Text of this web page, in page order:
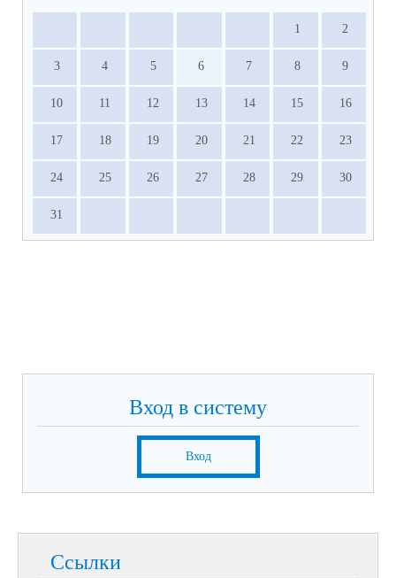
1 2
3 4 5 6 7 8 9
10 11 12 13 14 15 16
17 18 19 20 21 22 23
24 25 26 27 28 29 30
31
Вход в систему
Вход
Ссылки